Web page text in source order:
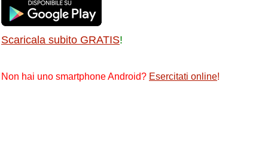
Scaricala subito GRATIS!
Non hai uno smartphone Android? Esercitati online!